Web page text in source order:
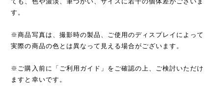
す。
※商品写真は、撮影時の製品、ご使用のディスプレイによって
実際の商品の色とは異なって見える場合がございます。
※ご購入前に「ご利用ガイド」をご確認の上、ご検討いただけ
ますと幸いです。